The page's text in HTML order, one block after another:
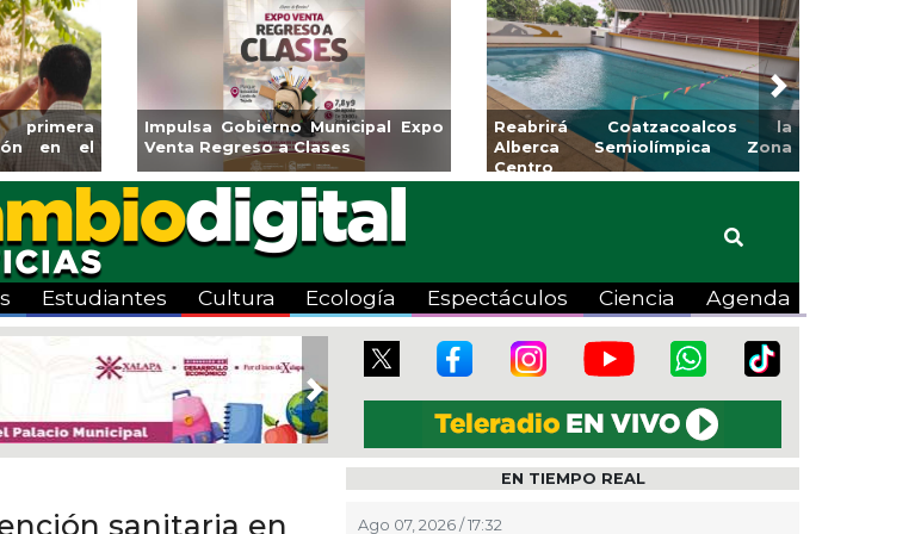
de
Guarniciones y banquetas para la
colonia El Mango en Pánuco
Emprendedores de Xalapa
exponen en Mercadito
Bicentenario
Next
Estudiantes Cultura Ecología Espectáculos Ciencia Agenda
Next
sanitaria en
EN TIEMPO REAL
Ago 07, 2026 / 17:32